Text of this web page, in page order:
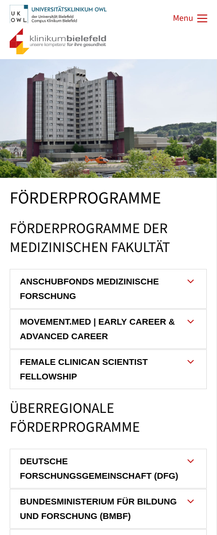
Menu
FÖRDERPROGRAMME
FÖRDERPROGRAMME DER
MEDIZINISCHEN FAKULTÄT
ANSCHUBFONDS MEDIZINISCHE
FORSCHUNG
MOVEMENT.MED | EARLY CAREER &
ADVANCED CAREER
FEMALE CLINICAN SCIENTIST
FELLOWSHIP
ÜBERREGIONALE
FÖRDERPROGRAMME
DEUTSCHE
FORSCHUNGSGEMEINSCHAFT (DFG)
BUNDESMINISTERIUM FÜR BILDUNG
UND FORSCHUNG (BMBF)